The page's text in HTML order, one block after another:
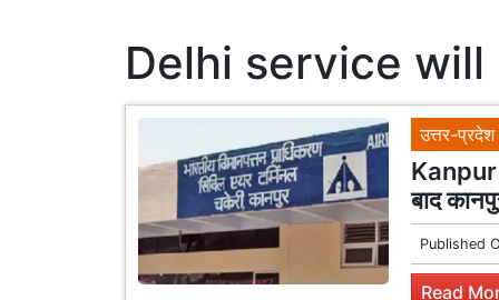
Delhi service
उत्तर-प्रदेश
Kanpur
बाद
Published
Read